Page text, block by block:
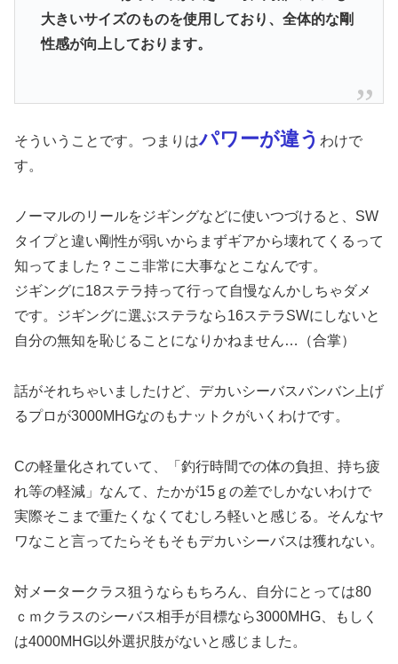
大きいサイズのものを使用しており、全体的な剛
性感が向上しております。
そういうことです。つまりはパワーが違う わけで
す。
ノーマルのリールをジギングなどに使いつづけると、SW
タイプと違い剛性が弱いからまずギアから壊れてくるって
知ってました？ここ非常に大事なとこなんです。
ジギングに18ステラ持って行って自慢なんかしちゃダメ
です。ジギングに選ぶステラなら16ステラSWにしないと
自分の無知を恥じることになりかねません…（合掌）
話がそれちゃいましたけど、デカいシーバスバンバン上げ
るプロが3000MHGなのもナットクがいくわけです。
Cの軽量化されていて、「釣行時間での体の負担、持ち疲
れ等の軽減」なんて、たかが15ｇの差でしかないわけで
実際そこまで重たくなくてむしろ軽いと感じる。そんなヤ
ワなこと言ってたらそもそもデカいシーバスは獲れない。
対メータークラス狙うならもちろん、自分にとっては80
ｃｍクラスのシーバス相手が目標なら3000MHG、もしく
は4000MHG以外選択肢がないと感じました。